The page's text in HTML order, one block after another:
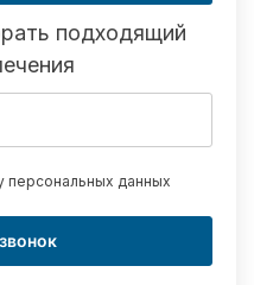
подходящий
персональных данных